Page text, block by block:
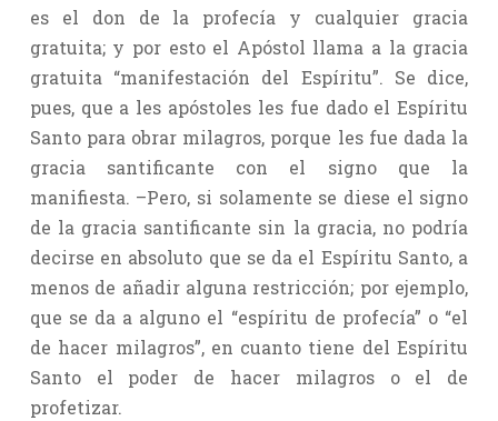
es el don de la profecía y cualquier gracia
gratuita; y por esto el Apóstol llama a la gracia
gratuita “manifestación del Espíritu”. Se dice,
pues, que a les apóstoles les fue dado el Espíritu
Santo para obrar milagros, porque les fue dada la
gracia santificante con el signo que la
manifiesta. –Pero, si solamente se diese el signo
de la gracia santificante sin la gracia, no podría
decirse en absoluto que se da el Espíritu Santo, a
menos de añadir alguna restricción; por ejemplo,
que se da a alguno el “espíritu de profecía” o “el
de hacer milagros”, en cuanto tiene del Espíritu
Santo el poder de hacer milagros o el de
profetizar.